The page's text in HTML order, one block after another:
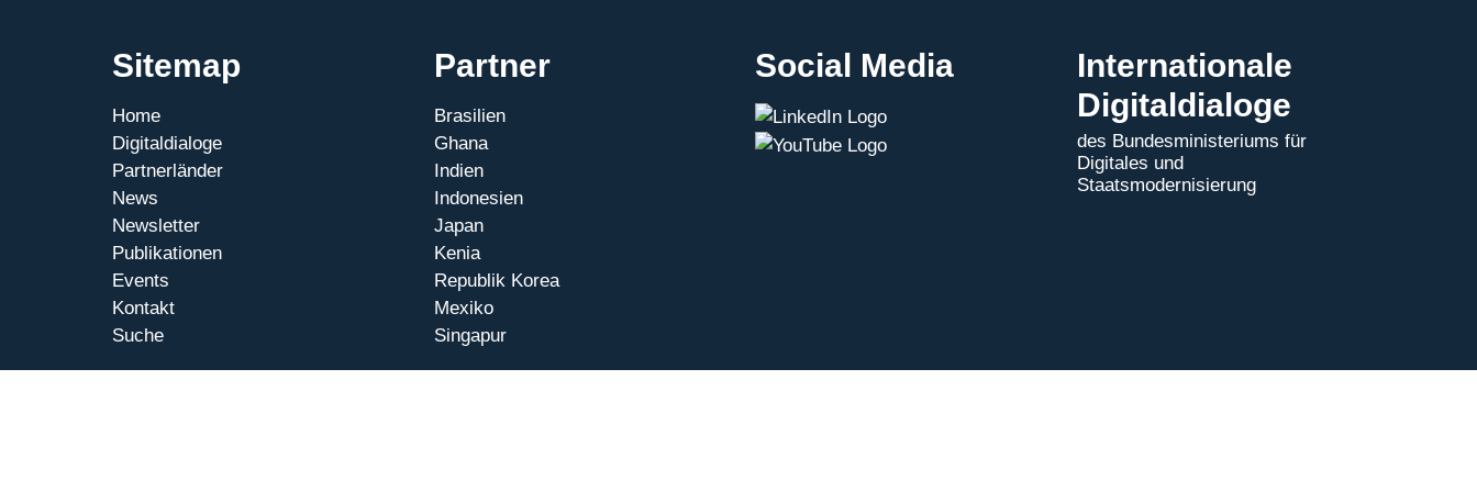
Sitemap
Home
Digitaldialoge
Partnerländer
News
Newsletter
Publikationen
Events
Kontakt
Suche
Partner
Brasilien
Ghana
Indien
Indonesien
Japan
Kenia
Republik Korea
Mexiko
Singapur
Social Media
Internationale
Digitaldialoge
des Bundesministeriums für
Digitales und
Staatsmodernisierung